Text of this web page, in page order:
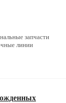
запчасти
линии